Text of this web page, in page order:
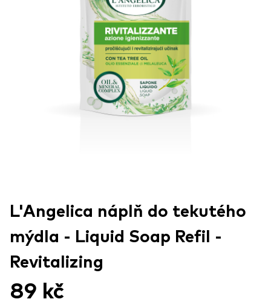
L'Angelica náplň do tekutého
mýdla - Liquid Soap Refil -
Revitalizing
89 kč